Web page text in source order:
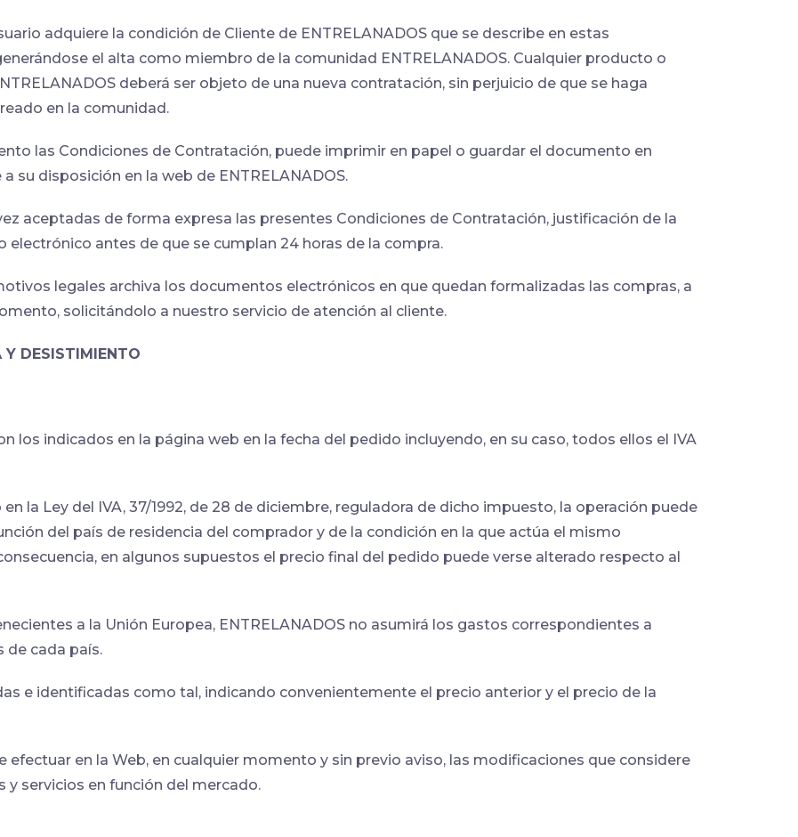
adquiere la condición de Cliente de ENTRELANADOS que se describe en estas
el alta como miembro de la comunidad ENTRELANADOS. Cualquier producto o
deberá ser objeto de una nueva contratación, sin perjuicio de que se haga
en la comunidad.
las Condiciones de Contratación, puede imprimir en papel o guardar el documento en
disposición en la web de ENTRELANADOS.
aceptadas de forma expresa las presentes Condiciones de Contratación, justificación de la
antes de que se cumplan 24 horas de la compra.
legales archiva los documentos electrónicos en que quedan formalizadas las compras, a
solicitándolo a nuestro servicio de atención al cliente.
Y DESISTIMIENTO
los indicados en la página web en la fecha del pedido incluyendo, en su caso, todos ellos el IVA
la Ley del IVA, 37/1992, de 28 de diciembre, reguladora de dicho impuesto, la operación puede
del país de residencia del comprador y de la condición en la que actúa el mismo
en algunos supuestos el precio final del pedido puede verse alterado respecto al
a la Unión Europea, ENTRELANADOS no asumirá los gastos correspondientes a
de cada país.
e identificadas como tal, indicando convenientemente el precio anterior y el precio de la
efectuar en la Web, en cualquier momento y sin previo aviso, las modificaciones que considere
servicios en función del mercado.